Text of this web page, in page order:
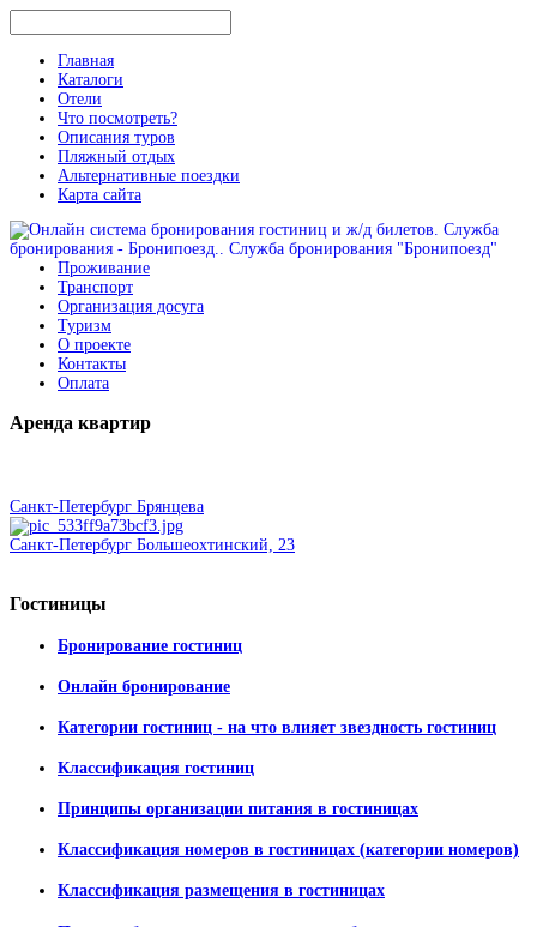
Главная
Каталоги
Отели
Что посмотреть?
Описания туров
Пляжный отдых
Альтернативные поездки
Карта сайта
Проживание
Транспорт
Организация досуга
Туризм
О проекте
Контакты
Оплата
Аренда квартир
Санкт-Петербург Брянцева
Санкт-Петербург Большеохтинский, 23
Гостиницы
Бронирование гостиниц
Онлайн бронирование
Категории гостиниц - на что влияет звездность гостиниц
Классификация гостиниц
Принципы организации питания в гостиницах
Классификация номеров в гостиницах (категории номеров)
Классификация размещения в гостиницах